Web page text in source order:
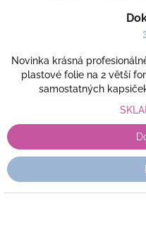
Novinka krásná
plastové folie na 2 větší
samostatných